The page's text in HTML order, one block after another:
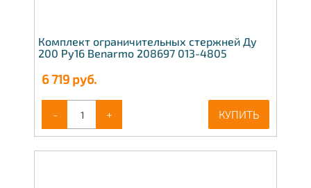
Комплект ограничительных стержней Ду
200 Ру16 Benarmo 208697 013-4805
6 719 руб.
- + КУПИТЬ